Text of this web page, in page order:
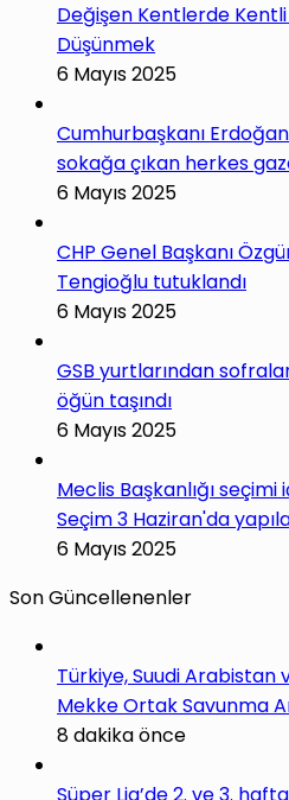
Değişen Kentlerde Kentli
Düşünmek
6 Mayıs 2025
Cumhurbaşkanı
sokağa çıkan herkes
6 Mayıs 2025
CHP Genel Başkanı
Tengioğlu tutuklandı
6 Mayıs 2025
GSB yurtlarından
öğün taşındı
6 Mayıs 2025
Meclis Başkanlığı
Seçim 3 Haziran'da
6 Mayıs 2025
Son Güncellenenler
Türkiye, Suudi Arabistan
Mekke Ortak Savunma
8 dakika önce